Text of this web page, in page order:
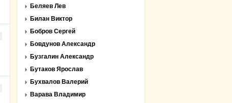
Беляев Лев
Билан Виктор
Бобров Сергей
Бовдунов Александр
Бузгалин Александр
Бутаков Ярослав
Бухвалов Валерий
Варава Владимир